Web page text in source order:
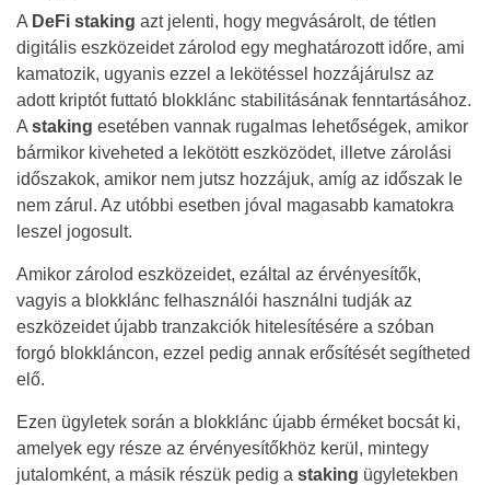
A DeFi staking azt jelenti, hogy megvásárolt, de tétlen
digitális eszközeidet zárolod egy meghatározott időre, ami
kamatozik, ugyanis ezzel a lekötéssel hozzájárulsz az
adott kriptót futtató blokklánc stabilitásának fenntartásához.
A staking esetében vannak rugalmas lehetőségek, amikor
bármikor kiveheted a lekötött eszközödet, illetve zárolási
időszakok, amikor nem jutsz hozzájuk, amíg az időszak le
nem zárul. Az utóbbi esetben jóval magasabb kamatokra
leszel jogosult.
Amikor zárolod eszközeidet, ezáltal az érvényesítők,
vagyis a blokklánc felhasználói használni tudják az
eszközeidet újabb tranzakciók hitelesítésére a szóban
forgó blokkláncon, ezzel pedig annak erősítését segítheted
elő.
Ezen ügyletek során a blokklánc újabb érméket bocsát ki,
amelyek egy része az érvényesítőkhöz kerül, mintegy
jutalomként, a másik részük pedig a staking ügyletekben